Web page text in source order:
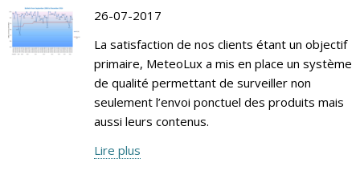
26-07-2017
La satisfaction de nos clients étant un objectif
primaire, MeteoLux a mis en place un système
de qualité permettant de surveiller non
seulement l’envoi ponctuel des produits mais
aussi leurs contenus.
Lire plus